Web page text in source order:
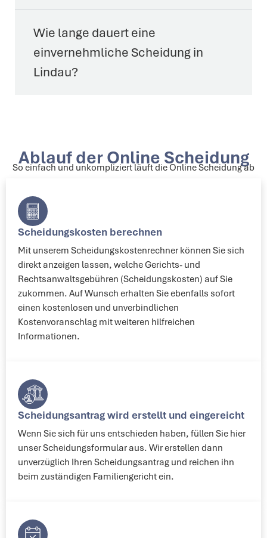
Wie lange dauert eine
einvernehmliche Scheidung in
Lindau?
Ablauf der Online Scheidung
So einfach und unkompliziert läuft die Online Scheidung ab
Scheidungskosten berechnen
Mit unserem Scheidungskostenrechner können Sie sich
direkt anzeigen lassen, welche Gerichts- und
Rechtsanwaltsgebühren (Scheidungskosten) auf Sie
zukommen. Auf Wunsch erhalten Sie ebenfalls sofort
einen kostenlosen und unverbindlichen
Kostenvoranschlag mit weiteren hilfreichen
Informationen.
Scheidungsantrag wird erstellt und eingereicht​
Wenn Sie sich für uns entschieden haben, füllen Sie hier
unser Scheidungsformular aus. Wir erstellen dann
unverzüglich Ihren Scheidungsantrag und reichen ihn
beim zuständigen Familiengericht ein.